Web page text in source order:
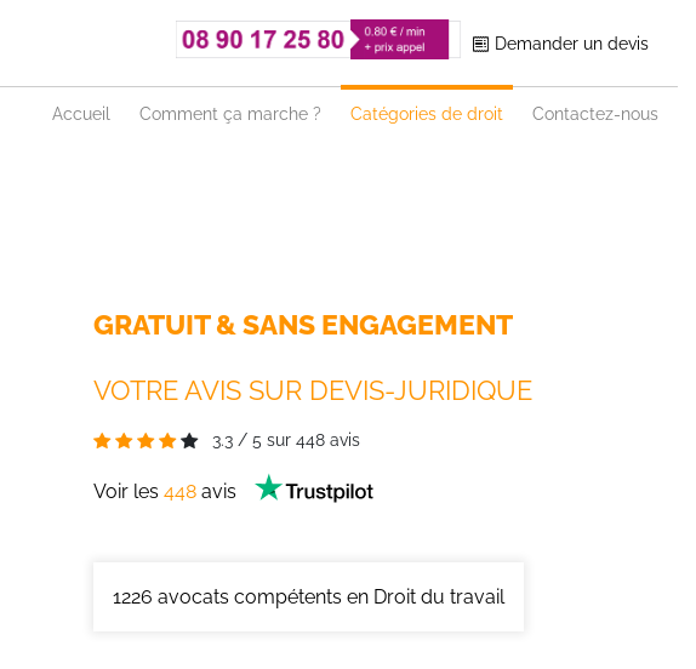
Demander un devis
Accueil Comment ça marche ? Catégories de droit Contactez-nous
GRATUIT & SANS ENGAGEMENT
VOTRE AVIS SUR DEVIS-JURIDIQUE
3.3 / 5 sur 448 avis
Voir les 448 avis
1226 avocats compétents en Droit du travail